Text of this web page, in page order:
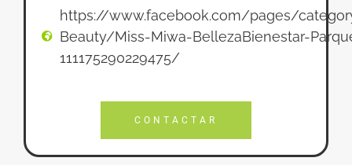
https://www.facebook.com/pages/
Beauty/Miss-Miwa-BellezaBienestar-
111175290229475/
CONTACTAR